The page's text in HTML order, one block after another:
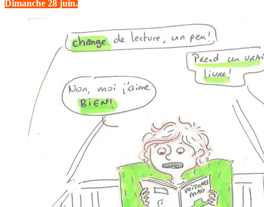
Dimanche 28 juin.